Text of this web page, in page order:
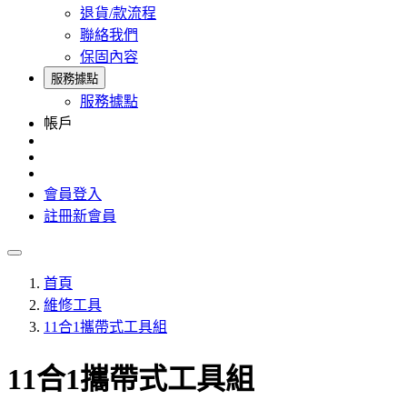
退貨/款流程
聯絡我們
保固內容
服務據點
服務據點
帳戶
會員登入
註冊新會員
首頁
維修工具
11合1攜帶式工具組
11合1攜帶式工具組